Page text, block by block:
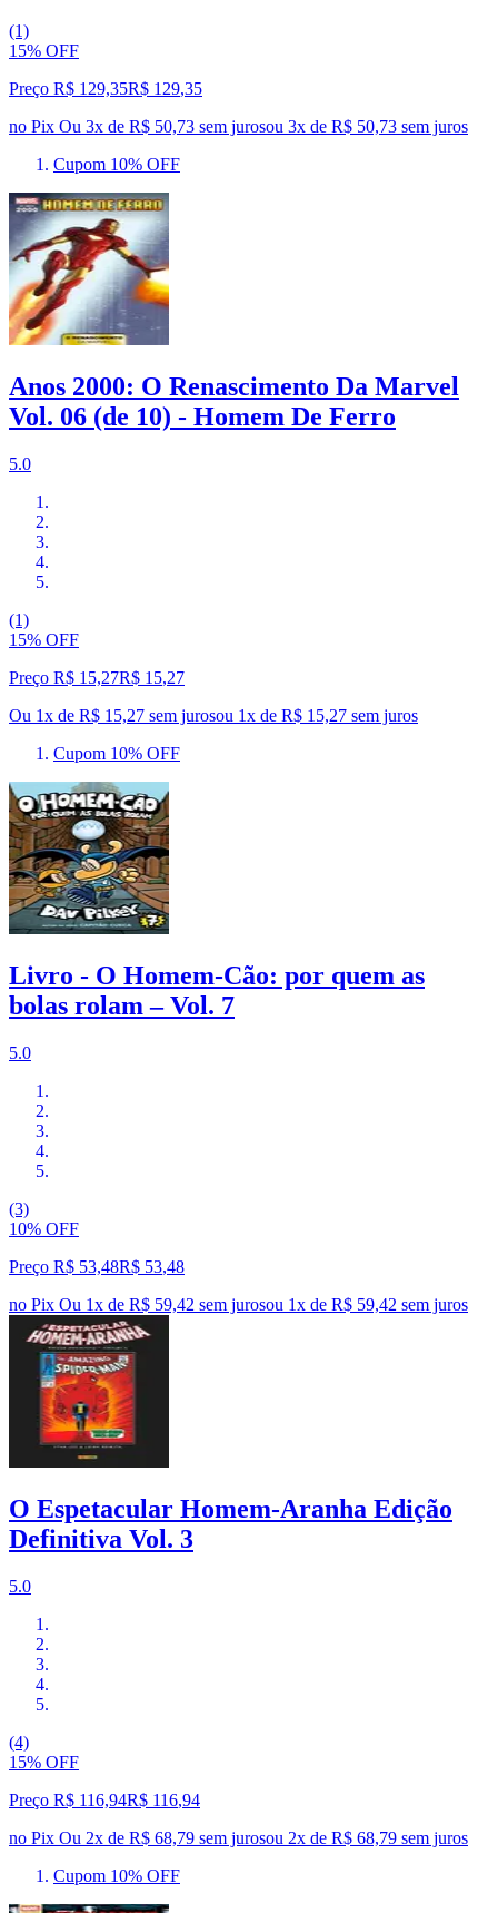
(1)
15% OFF
Preço R$ 129,35R$ 129,35
no Pix Ou 3x de R$ 50,73 sem jurosou 3x de R$ 50,73 sem juros
Cupom 10% OFF
Anos 2000: O Renascimento Da Marvel
Vol. 06 (de 10) - Homem De Ferro
5.0
(1)
15% OFF
Preço R$ 15,27R$ 15,27
Ou 1x de R$ 15,27 sem jurosou 1x de R$ 15,27 sem juros
Cupom 10% OFF
Livro - O Homem-Cão: por quem as
bolas rolam – Vol. 7
5.0
(3)
10% OFF
Preço R$ 53,48R$ 53,48
no Pix Ou 1x de R$ 59,42 sem jurosou 1x de R$ 59,42 sem juros
O Espetacular Homem-Aranha Edição
Definitiva Vol. 3
5.0
(4)
15% OFF
Preço R$ 116,94R$ 116,94
no Pix Ou 2x de R$ 68,79 sem jurosou 2x de R$ 68,79 sem juros
Cupom 10% OFF